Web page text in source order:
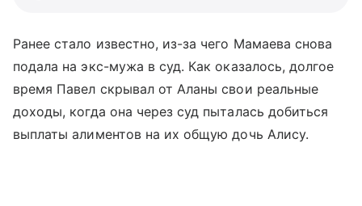
Ранее стало известно, из-за чего Мамаева снова
подала на экс-мужа в суд. Как оказалось, долгое
время Павел скрывал от Аланы свои реальные
доходы, когда она через суд пыталась добиться
выплаты алиментов на их общую дочь Алису.